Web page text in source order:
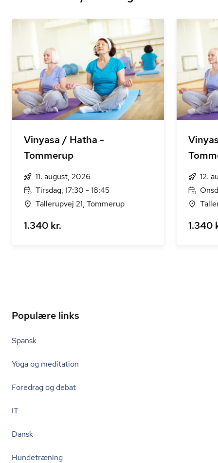
Vinyasa / Hatha -
Tommerup
11. august, 2026
Tirsdag, 17:30 - 18:45
Tallerupvej 21, Tommerup
1.340 kr.
12.
1.340
Populære links
Spansk
Yoga og meditation
Foredrag og debat
IT
Dansk
Hundetræning